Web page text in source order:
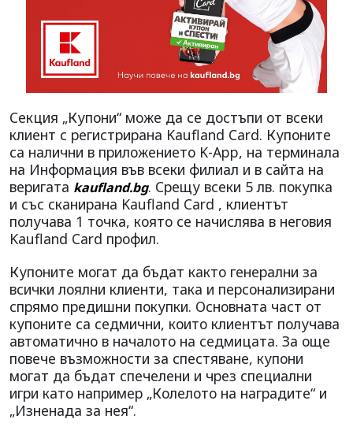
Секция „Купони“ може да се достъпи от всеки
клиент с регистрирана Kaufland Card. Купоните
са налични в приложението K-App, на терминала
на Информация във всеки филиал и в сайта на
веригата kaufland.bg. Срещу всеки 5 лв. покупка
и със сканирана Kaufland Card , клиентът
получава 1 точка, която се начислява в неговия
Kaufland Card профил.
Купоните могат да бъдат както генерални за
всички лоялни клиенти, така и персонализирани
спрямо предишни покупки. Основната част от
купоните са седмични, които клиентът получава
автоматично в началото на седмицата. За още
повече възможности за спестяване, купони
могат да бъдат спечелени и чрез специални
игри като например „Колелото на наградите“ и
„Изненада за нея“.